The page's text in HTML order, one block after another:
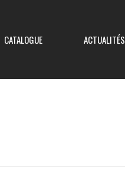
Coupe Nouvelle Aquitaine
CATALOGUE ACTUALITÉS